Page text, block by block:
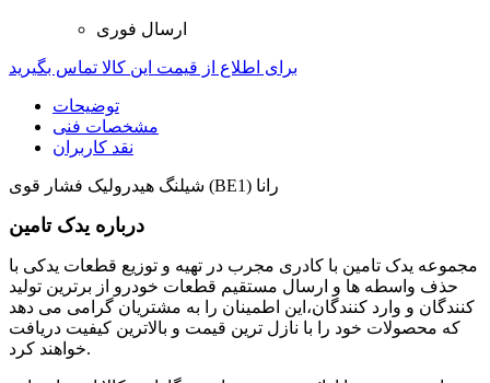
ارسال فوری
برای اطلاع از قیمت این کالا تماس بگیرید
توضیحات
مشخصات فنی
نقد کاربران
شیلنگ هیدرولیک فشار قوی (BE1) رانا
درباره یدک تامین
مجموعه یدک تامین با کادری مجرب در تهیه و توزیع قطعات یدکی با
حذف واسطه ها و ارسال مستقیم قطعات خودرو از برترین تولید
کنندگان و وارد کنندگان،این اطمینان را به مشتریان گرامی می دهد
که محصولات خود را با نازل ترین قیمت و بالاترین کیفیت دریافت
خواهند کرد.